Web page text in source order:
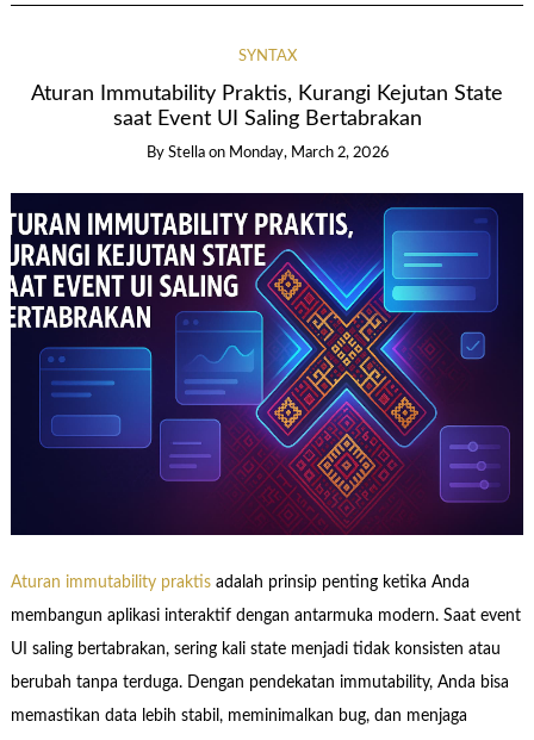
SYNTAX
Aturan Immutability Praktis, Kurangi Kejutan State
saat Event UI Saling Bertabrakan
By Stella on Monday, March 2, 2026
Aturan immutability praktisadalah prinsip penting ketika Anda
membangun aplikasi interaktif dengan antarmuka modern. Saat event
UI saling bertabrakan, sering kali state menjadi tidak konsisten atau
berubah tanpa terduga. Dengan pendekatan immutability, Anda bisa
memastikan data lebih stabil, meminimalkan bug, dan menjaga